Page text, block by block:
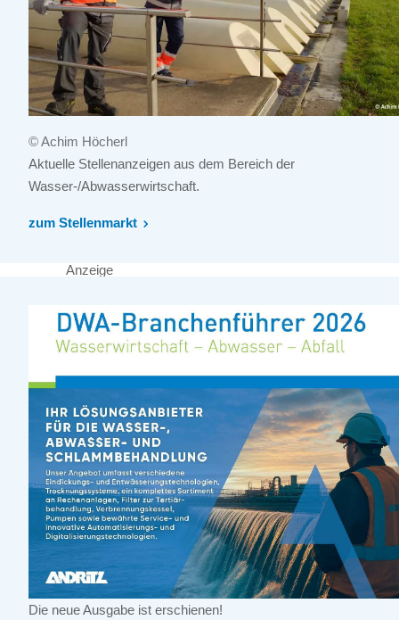
© Achim Höcherl
Aktuelle Stellenanzeigen aus dem Bereich der
Wasser-/Abwasserwirtschaft.
zum Stellenmarkt
Anzeige
Die neue Ausgabe ist erschienen!